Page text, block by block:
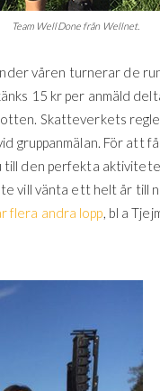
Team WellDone från Wellnet.
våren turnerar de
15 kr per anmäld
Skatteverkets
gruppanmälan. För att
den perfekta
vill vänta ett helt år
flera andra lopp, bl a